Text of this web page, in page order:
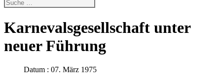
Karnevalsgesellschaft unter
neuer Führung
Datum : 07. März 1975